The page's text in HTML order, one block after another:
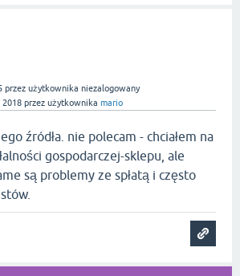
przez użytkownika niezalogowany
2018 przez użytkownika mario
źródła. nie polecam - chciałem na
gospodarczej-sklepu, ale
są problemy ze spłatą i często